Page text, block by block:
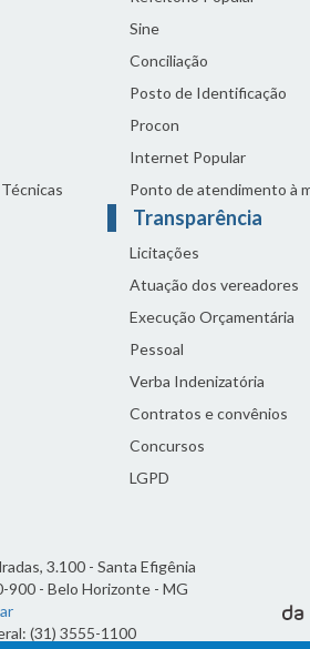
Sine
Conciliação
Posto de Identificação
Procon
Internet Popular
Ponto de atendimento à
Transparência
Licitações
Atuação dos vereadores
Execução Orçamentária
Pessoal
Verba Indenizatória
Contratos e convênios
Concursos
LGPD
3.100 - Santa Efigênia
900 - Belo Horizonte - MG
(31) 3555-1100